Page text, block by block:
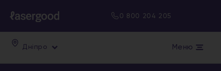
0 800 204 205
Дніпро Меню